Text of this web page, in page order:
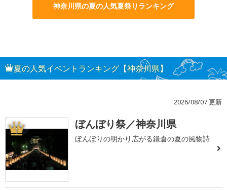
神奈川県の夏の人気夏祭りランキング
夏の人気イベントランキング【神奈川県】
2026/08/07 更新
1 ぼんぼり祭／神奈川県
ぼんぼりの明かり広がる鎌倉の夏の風物詩